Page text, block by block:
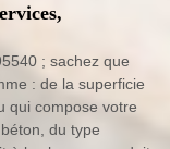
; sachez que
: de la superficie
qui compose votre
du type